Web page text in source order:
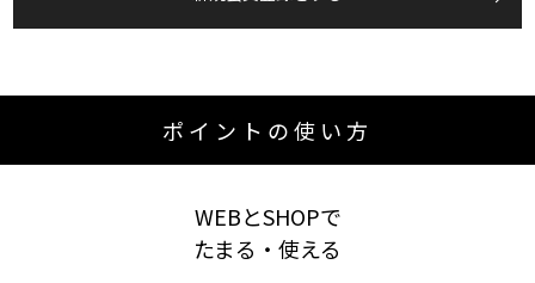
ポイントの使い方
WEBとSHOPで
たまる・使える